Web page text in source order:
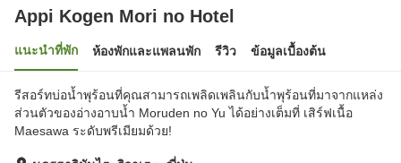
Appi Kogen Mori no Hotel
แนะนำที่พัก ห้องพักและแพลนพัก รีวิว ข้อมูลเบื้องต้น
รีสอร์ทบ่อน้ำพุร้อนที่คุณสามารถเพลิดเพลินกับน้ำพุร้อนที่มาจากแหล่ง
ส่วนตัวของอ่างอาบน้ำ Moruden no Yu ได้อย่างเต็มที่ เสิร์ฟเนื้อ
Maesawa ระดับพรีเมียมด้วย!